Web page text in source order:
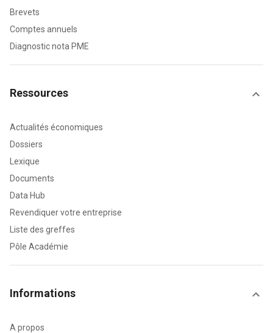
Brevets
Comptes annuels
Diagnostic nota PME
Ressources
Actualités économiques
Dossiers
Lexique
Documents
Data Hub
Revendiquer votre entreprise
Liste des greffes
Pôle Académie
Informations
A propos